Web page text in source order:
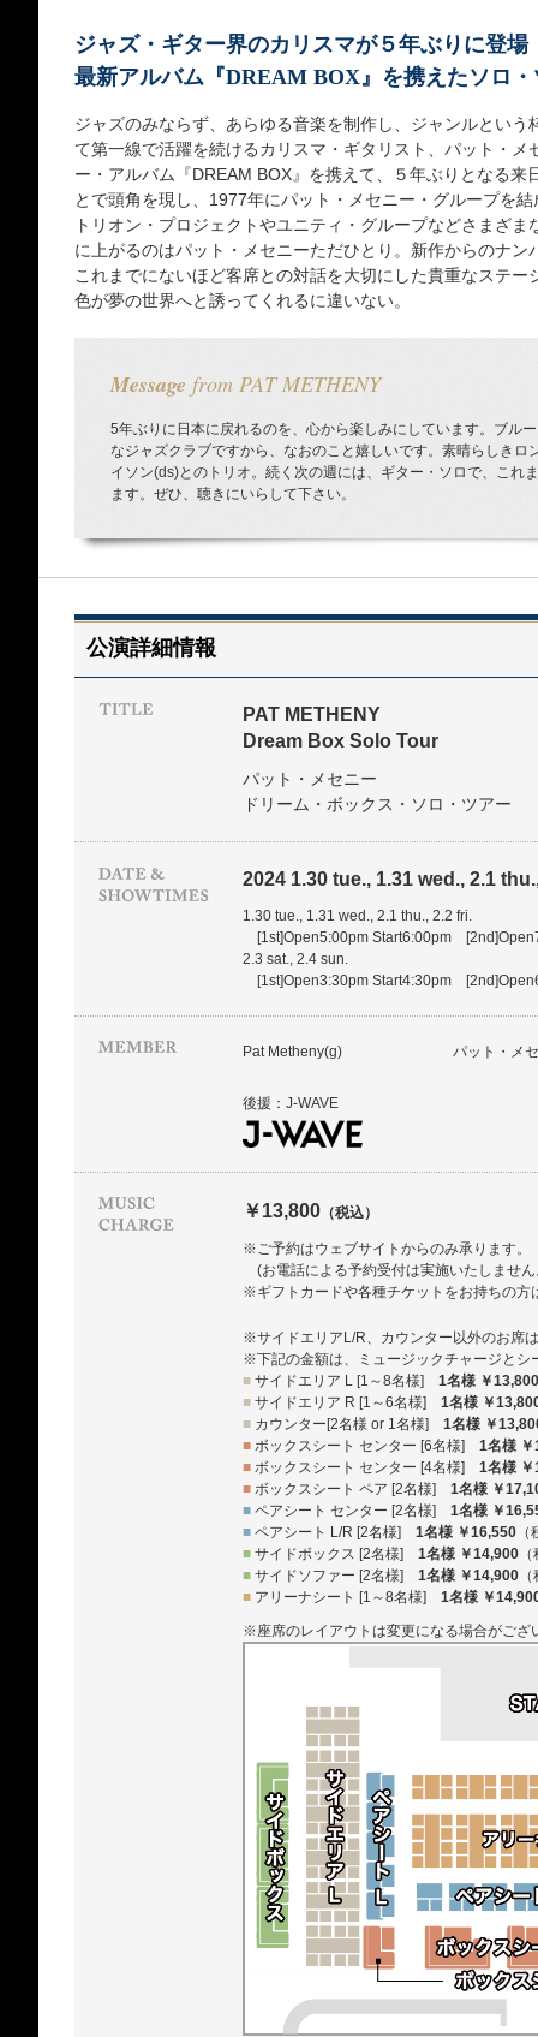
ジャズ・ギター界のカリスマが５年ぶりに登場
最新アルバム『DREAM BOX』を携えたソロ・
ジャズのみならず、あらゆる音楽を制作し、ジャンルとい
て第一線で活躍を続けるカリスマ・ギタリスト、パット・
ー・アルバム『DREAM BOX』を携えて、５年ぶりとなる
とで頭角を現し、1977年にパット・メセニー・グループを
トリオン・プロジェクトやユニティ・グループなどさまざ
に上がるのはパット・メセニーただひとり。新作からのナ
これまでにないほど客席との対話を大切にした貴重なステ
色が夢の世界へと誘ってくれるに違いない。
Message from PAT METHENY
5年ぶりに日本に戻れるのを、心から楽しみにしています。ブル
なジャズクラブですから、なおのこと嬉しいです。素晴らしきロ
イソン(ds)とのトリオ。続く次の週には、ギター・ソロで、これ
ます。ぜひ、聴きにいらして下さい。
公演詳細情報
PAT METHENY
Dream Box Solo Tour
パット・メセニー
ドリーム・ボックス・ソロ・ツアー
2024 1.30 tue., 1.31 wed., 2.1
1.30 tue., 1.31 wed., 2.1 thu., 2.2 fri.
[1st]Open5:00pm Start6:00pm
2.3 sat., 2.4 sun.
[1st]Open3:30pm Start4:30pm
Pat Metheny(g) パット・メ
後援：J-WAVE
￥13,800 （税込）
※ご予約はウェブサイトからのみ承ります。
(お電話による予約受付は実施いたしませ
※ギフトカードや各種チケットをお持ちの方
※サイドエリアL/R、カウンター以外のお席
※下記の金額は、ミュージックチャージとシ
■ サイドエリア L [1～8名様] 1名様 ￥13,800
■ サイドエリア R [1～6名様] 1名様 ￥
■ カウンター[2名様 or 1名様] 1名様 ￥
■ ボックスシート センター [6名様] 1名様
■ ボックスシート センター [4名様] 1名様
■ ボックスシート ペア [2名様] 1名様 ￥
■ ペアシート センター [2名様] 1名様 ￥
■ ペアシート L/R [2名様] 1名様 ￥16,550
■ サイドボックス [2名様] 1名様 ￥14,900
■ サイドソファー [2名様] 1名様 ￥14,900
■ アリーナシート [1～8名様] 1名様 ￥
※座席のレイアウトは変更になる場合がござ